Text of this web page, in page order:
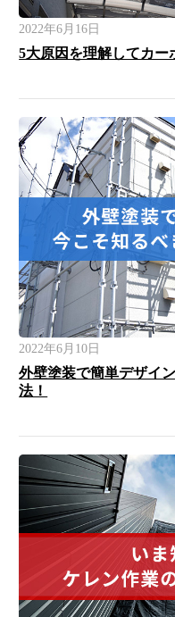
2022年6月16日
5大原因を理解してカー
2022年6月10日
外壁塗装で簡単デザイ
法！